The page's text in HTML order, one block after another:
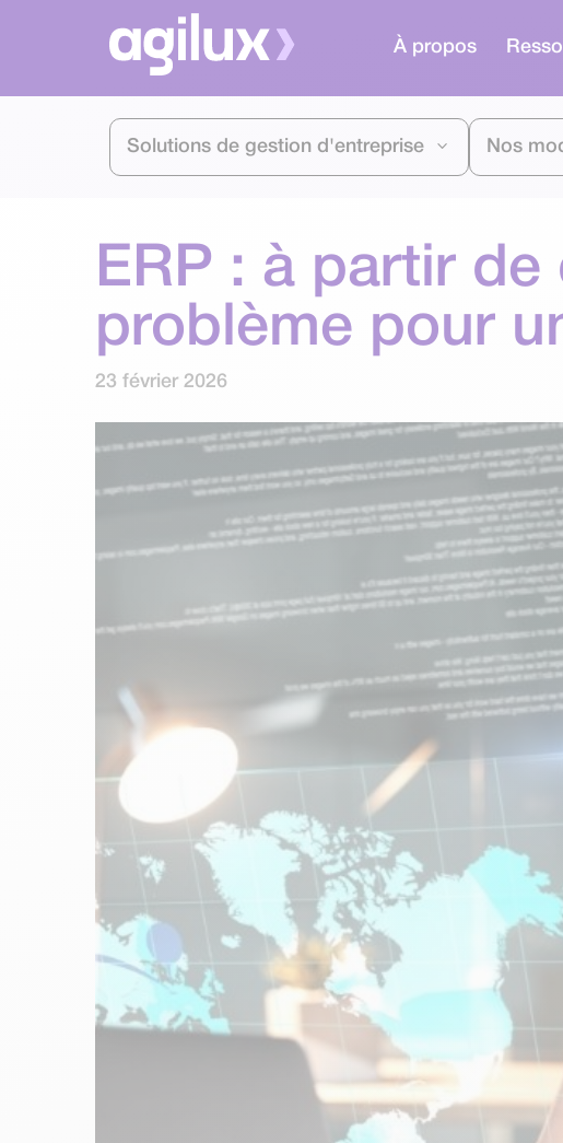
À propos
Solutions de gestion d'entreprise Nos
ERP : à partir
problème pour
23 février 2026